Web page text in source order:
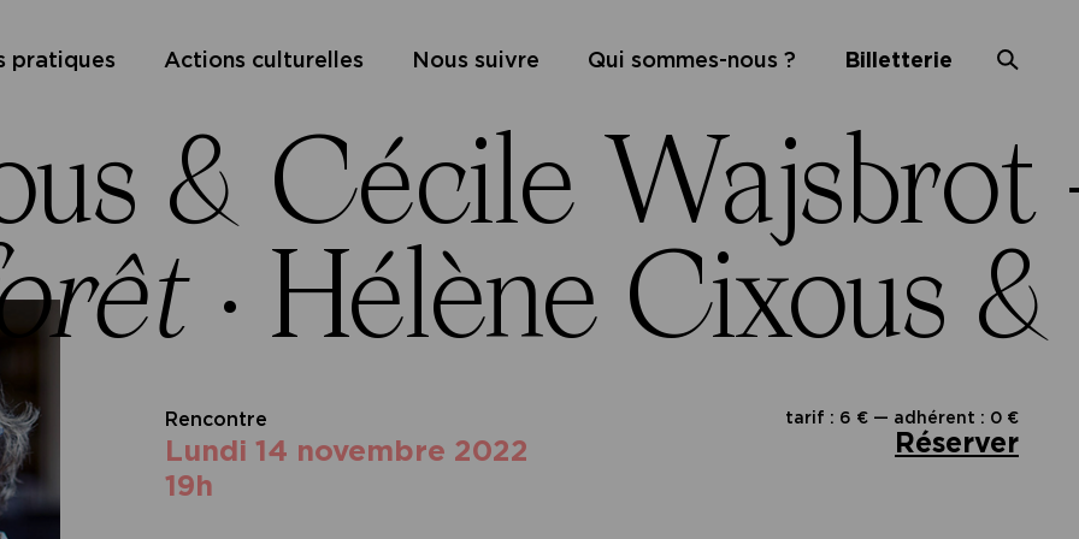
pratiques Actions culturelles Nous suivre Qui sommes-nous ? Billetterie
& Cécile
· Hélène Cixous
tarif : 6 € — adhérent : 0 €
Réserver
Rencontre
lundi 14 novembre 2022
19h